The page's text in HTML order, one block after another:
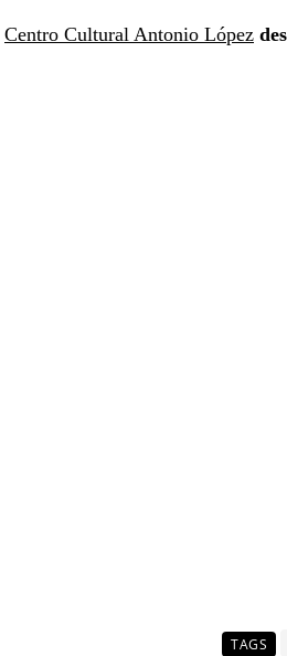
Centro Cultural Antonio López
TAGS